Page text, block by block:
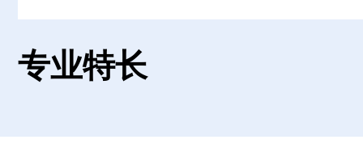
专业特长